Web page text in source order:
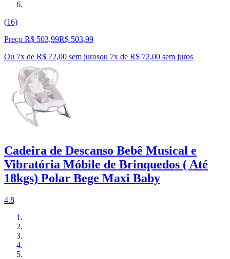
(16)
Preço R$ 503,99R$ 503,99
Ou 7x de R$ 72,00 sem jurosou 7x de R$ 72,00 sem juros
Cadeira de Descanso Bebê Musical e
Vibratória Móbile de Brinquedos ( Até
18kgs) Polar Bege Maxi Baby
4.8